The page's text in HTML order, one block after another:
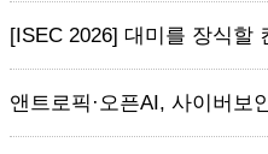
[ISEC 2026] 대미를 장식할
앤트로픽·오픈AI, 사이버보